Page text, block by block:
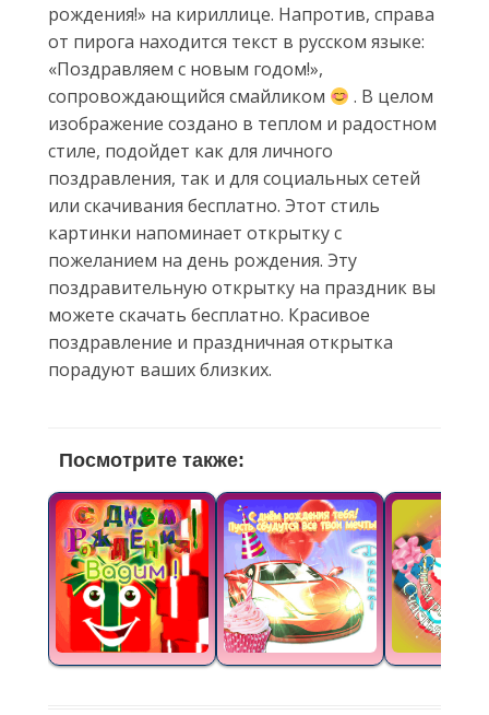
рождения!» на кириллице. Напротив, справа
от пирога находится текст в русском языке:
«Поздравляем с новым годом!»,
сопровождающийся смайликом
. В целом
изображение создано в теплом и радостном
стиле, подойдет как для личного
поздравления, так и для социальных сетей
или скачивания бесплатно. Этот стиль
картинки напоминает открытку с
пожеланием на день рождения. Эту
поздравительную открытку на праздник вы
можете скачать бесплатно. Красивое
поздравление и праздничная открытка
порадуют ваших близких.
Посмотрите также: